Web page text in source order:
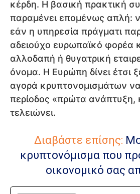
κέρδη. Η βασική πρακτική
παραμένει επομένως απλή:
εάν η υπηρεσία πράγματι
αδειούχο ευρωπαϊκό φορέα
αλλοδαπή ή θυγατρική
όνομα. Η Ευρώπη δίνει έτσι
αγορά κρυπτονομισμάτων
περίοδος «πρώτα ανάπτυξη,
τελειώνει.
Διαβάστε επίσης:
κρυπτονόμισμα που
οικονομικό σας